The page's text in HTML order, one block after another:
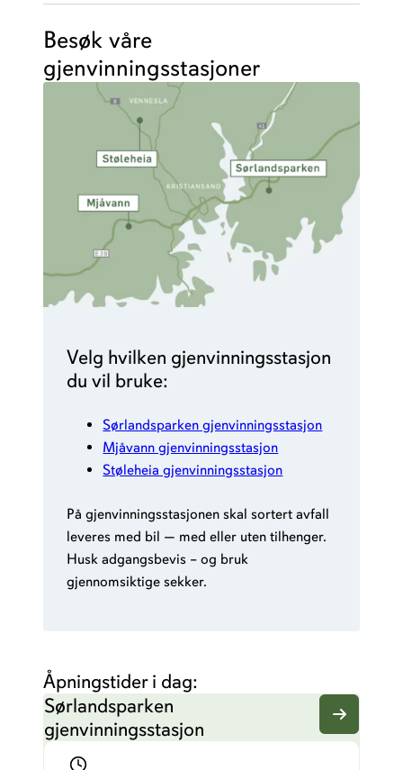
Besøk våre
gjenvinningsstasjoner
Velg hvilken gjenvinningsstasjon
du vil bruke:
Sørlandsparken gjenvinningsstasjon
Mjåvann gjenvinningsstasjon
Støleheia gjenvinningsstasjon
På gjenvinningsstasjonen skal sortert avfall
leveres med bil — med eller uten tilhenger.
Husk adgangsbevis – og bruk
gjennomsiktige sekker.
Åpningstider i dag:
Sørlandsparken
gjenvinningsstasjon